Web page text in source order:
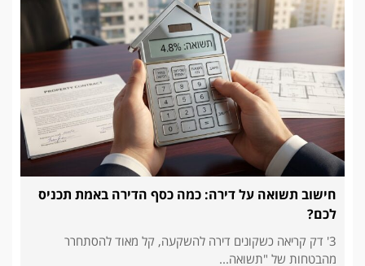
חישוב תשואה על דירה: כמה כסף הדירה באמת תכניס
לכם?
3' דק קריאה כשקונים דירה להשקעה, קל מאוד להסתחרר
מהבטחות של "תשואה...